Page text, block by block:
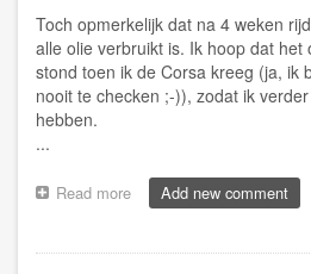
Toch opmerkelijk dat na 4 weken
alle olie verbruikt is. Ik hoop dat het
stond toen ik de Corsa kreeg (ja, ik
nooit te checken ;-)), zodat ik
hebben.
...
Read more about
[Lifetime]
dan
Add new comment